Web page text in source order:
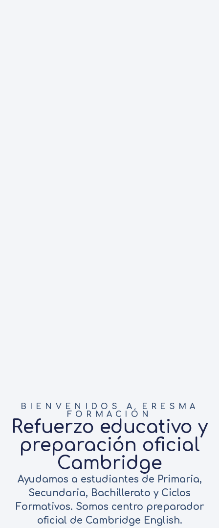
BIENVENIDOS A ERESMA
FORMACIÓN
Refuerzo educativo y
preparación oficial
Cambridge
Ayudamos a estudiantes de Primaria,
Secundaria, Bachillerato y Ciclos
Formativos. Somos centro preparador
oficial de Cambridge English.